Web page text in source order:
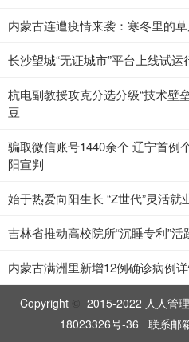
内蒙古连遭疫情来袭：寒冬里的
长沙望城“无证城市”平台上线试
杭电副教授攻克分选分级“技术壁
豆
骗取微信账号1440余个 辽宁首例
阳宣判
始于热爱向阳生长 “Z世代”灵活就
吉林省推动高校院所“沉睡专利”活
内蒙古满洲里新增12例确诊病例
Copyright © 2015-2022 人人管
18023326号-36 联系邮